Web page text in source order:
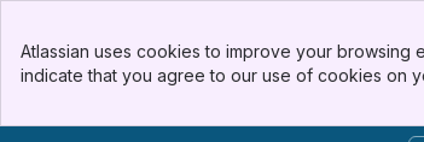
Top Bar
Sidebar
Atlassian uses cookies to improve your
indicate that you agree to our use of cookies on
2 Zákaznícke cenníky
3 Ponuky odberateľom